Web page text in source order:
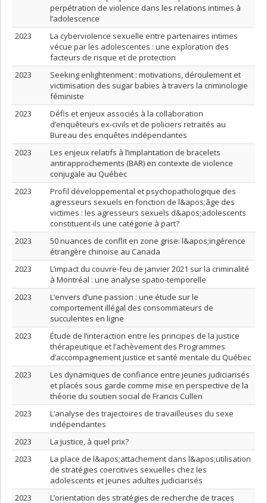
perpétration de violence dans les relations intimes à
l’adolescence
2023
La cyberviolence sexuelle entre partenaires intimes
vécue par les adolescentes : une exploration des
facteurs de risque et de protection
2023
Seeking enlightenment : motivations, déroulement et
victimisation des sugar babies à travers la criminologie
féministe
2023
Défis et enjeux associés à la collaboration
d’enquêteurs ex-civils et de policiers retraités au
Bureau des enquêtes indépendantes
2023
Les enjeux relatifs à l’implantation de bracelets
antirapprochements (BAR) en contexte de violence
conjugale au Québec
2023
Profil développemental et psychopathologique des
agresseurs sexuels en fonction de l&apos;âge des
victimes : les agresseurs sexuels d&apos;adolescents
constituent-ils une catégorie à part?
2023
50 nuances de conflit en zone grise: l&apos;ingérence
étrangère chinoise au Canada
2023
L’impact du couvre-feu de janvier 2021 sur la criminalité
à Montréal : une analyse spatio-temporelle
2023
L’envers d’une passion : une étude sur le
comportement illégal des consommateurs de
succulentes en ligne
2023
Étude de l’interaction entre les principes de la justice
thérapeutique et l’achèvement des Programmes
d’accompagnement justice et santé mentale du Québec
2023
Les dynamiques de confiance entre jeunes judiciarisés
et placés sous garde comme mise en perspective de la
théorie du soutien social de Francis Cullen
2023
L’analyse des trajectoires de travailleuses du sexe
indépendantes
2023
La justice, à quel prix?
2023
La place de l&apos;attachement dans l&apos;utilisation
de stratégies coercitives sexuelles chez les
adolescents et jeunes adultes judiciarisés
2023
L’orientation des stratégies de recherche de traces